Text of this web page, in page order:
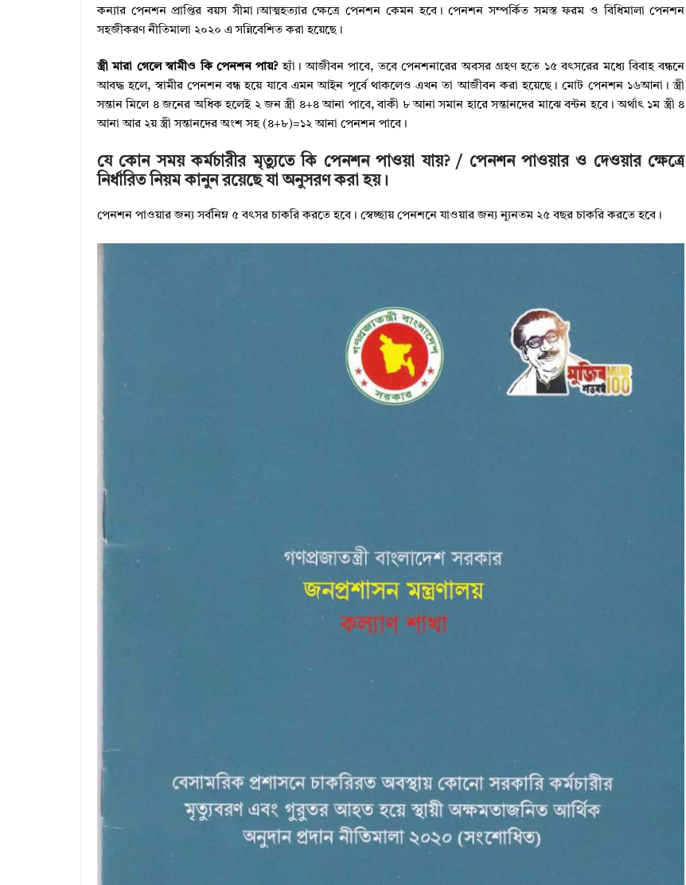
কন্যার পেনশন প্রাপ্তির বয়স সীমা।আত্মহত্যার ক্ষেত্রে পেনশন কেমন হবে। পেনশন সম্পর্কিত সমস্ত ফরম ও বিধিমালা পেনশন
সহজীকরণ নীতিমালা ২০২০ এ সন্নিবেশিত করা হয়েছে।
স্ত্রী মারা গেলে স্বামীও কি পেনশন পায়?হ্যাঁ। আজীবন পাবে, তবে পেনশনারের অবসর গ্রহণ হতে ১৫ বৎসরের মধ্যে বিবাহ বন্ধনে
আবদ্ধ হলে, স্বামীর পেনশন বন্ধ হয়ে যাবে এমন আইন পূর্বে থাকলেও এখন তা আজীবন করা হয়েছে। মোট পেনশন ১৬আনা। স্ত্রী
সন্তান মিলে ৪ জনের অধিক হলেই ২ জন স্ত্রী ৪+৪ আনা পাবে, বাকী ৮ আনা সমান হারে সন্তানদের মাঝে বন্টন হবে। অর্থাৎ ১ম স্ত্রী ৪
আনা আর ২য় স্ত্রী সন্তানদের অংশ সহ (৪+৮)=১২ আনা পেনশন পাবে।
যে কোন সময় কর্মচারীর মৃত্যুতে কি পেনশন পাওয়া যায়? / পেনশন পাওয়ার ও দেওয়ার ক্ষেত্রে
নির্ধারিত নিয়ম কানুন রয়েছে যা অনুসরণ করা হয়।
পেনশন পাওয়ার জন্য সর্বনিম্ন ৫ বৎসর চাকরি করতে হবে। স্বেচ্ছায় পেনশনে যাওয়ার জন্য ন্যূনতম ২৫ বছর চাকরি করতে হবে।